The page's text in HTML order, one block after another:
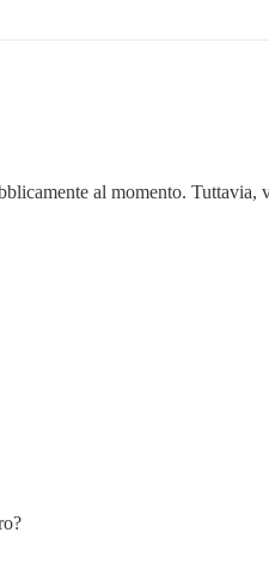
al momento. Tuttavia,